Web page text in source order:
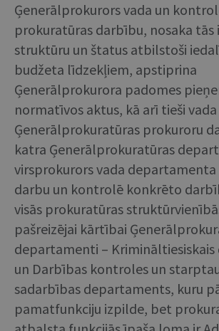
Ģenerālprokurors vada un
prokuratūras darbību, nosaka tās
struktūru un štatus atbilstoši
budžeta līdzekļiem, apstiprina
Ģenerālprokurora padomes
normatīvos aktus, kā arī tieši vada
Ģenerālprokuratūras prokuroru
katra Ģenerālprokuratūras
virsprokurors vada
darbu un kontrolē konkrēto
visās prokuratūras
pašreizējai kārtībai
departamenti –
un Darbības kontroles un
sadarbības departaments, kuru
pamatfunkciju izpilde, bet